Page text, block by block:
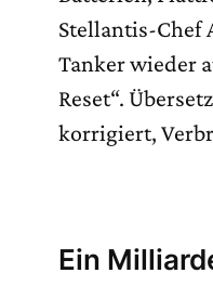
Stellantis-Chef
Tanker wieder
Reset“.
korrigiert,
Ein